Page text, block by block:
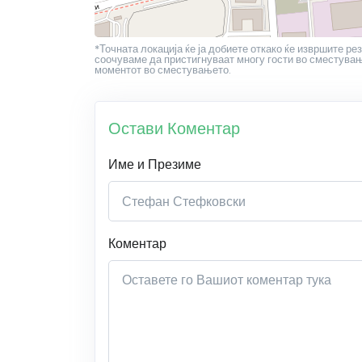
*Точната локација ќе ја добиете откако ќе извршите
соочуваме да пристигнуваат многу гости во
моментот во сместувањето.
Остави Коментар
Име и Презиме
Коментар